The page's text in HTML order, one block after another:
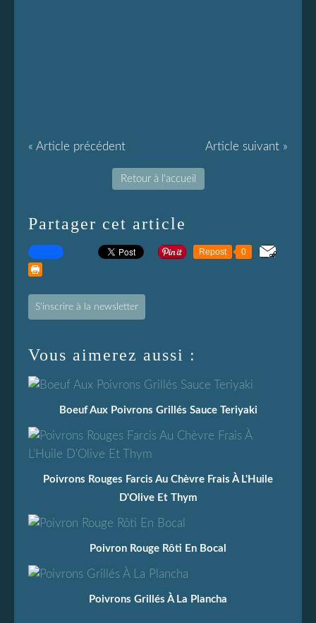
« Article précédent Article suivant »
Retour à l'accueil
Partager cet article
Repost 0
S'inscrire à la newsletter
Vous aimerez aussi :
Boeuf Aux Poivrons Grillés Sauce Teriyaki
Poivrons Rouges Farcis Au Chèvre Frais À L'Huile
D'Olive Et Thym
Poivron Rouge Rôti En Bocal
Poivrons Grillés À La Plancha